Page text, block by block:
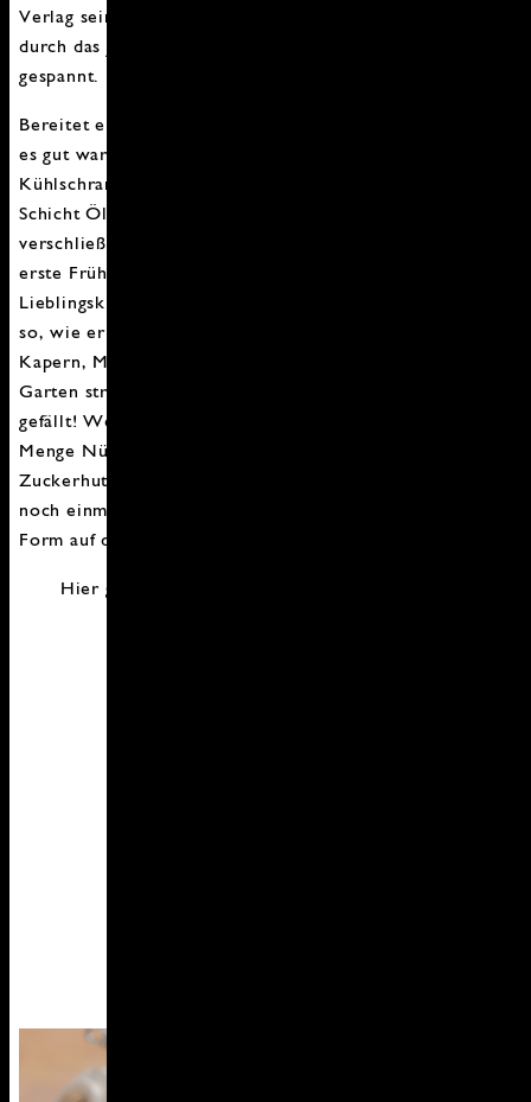
Verlag sein erstes Kochbuch mit dem Titel "
durch das Jahr
gespannt.
Bereitet euch erst mal eine kleiner Menge zu und wenn
es gut war, gleich auf Vorrat mixen. Pesto hält sich im
Kühlschrank gut 2 Wochen. Dafür einfach eine kleine
Schicht Öl aufs fertige Pesto gießen und gut
verschließen. Nach dem Winter ist wohl Bärlauch die
erste Frühlings Variante, im Sommer findet jeder sein
Lieblingskraut, sein Lieblingsgemüse und mixt es einfach
so, wie er mag. Getrocknete Tomaten, Auberginen,
Kapern, Minze - einfach über den Markt oder durch den
Garten streifen und nach Lust & Laune ausprobieren, was
gefällt! Weiter gehts im Herbst mit Kürbispesto, jeder
Menge Nüssen und gern auch etwas Ausgefallenem wie
Zuckerhut-Pesto. So werden Gemüsesorten vielleicht
noch einmal ganz neu entdeckt und landen in anderer
Form auf dem Tisch. Spannend!
Hier geht es zum Rezept aus meinem Kochbuch